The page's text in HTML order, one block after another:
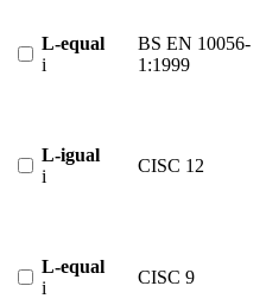
L-equal
i
BS EN 10056-
1:1999
L-igual
i
CISC 12
L-equal
i
CISC 9